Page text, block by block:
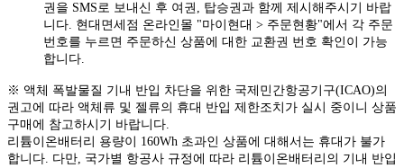
권을 SMS로 보내신 후 여권, 탑승권과 함께 제시해주시기 바랍
니다. 현대면세점 온라인몰 "마이현대 > 주문현황"에서 각 주문
번호를 누르면 주문하신 상품에 대한 교환권 번호 확인이 가능
합니다.
※ 액체 폭발물질 기내 반입 차단을 위한 국제민간항공기구(ICAO)의
권고에 따라 액체류 및 젤류의 휴대 반입 제한조치가 실시 중이니 상품
구매에 참고하시기 바랍니다.
리튬이온배터리 용량이 160Wh 초과인 상품에 대해서는 휴대가 불가
합니다. 다만, 국가별 항공사 규정에 따라 리튬이온배터리의 기내 반입